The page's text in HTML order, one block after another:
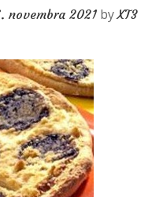
novembra 2021 byXT3